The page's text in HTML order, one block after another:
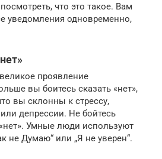
что это такое. Вам
уведомления одновременно,
проявление
вы боитесь сказать «нет»,
вы склонны к стрессу,
депрессии. Не бойтесь
Умные люди используют
не Думаю“ или „Я не уверен“.